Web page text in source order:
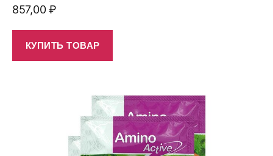
857,00₽
КУПИТЬ ТОВАР